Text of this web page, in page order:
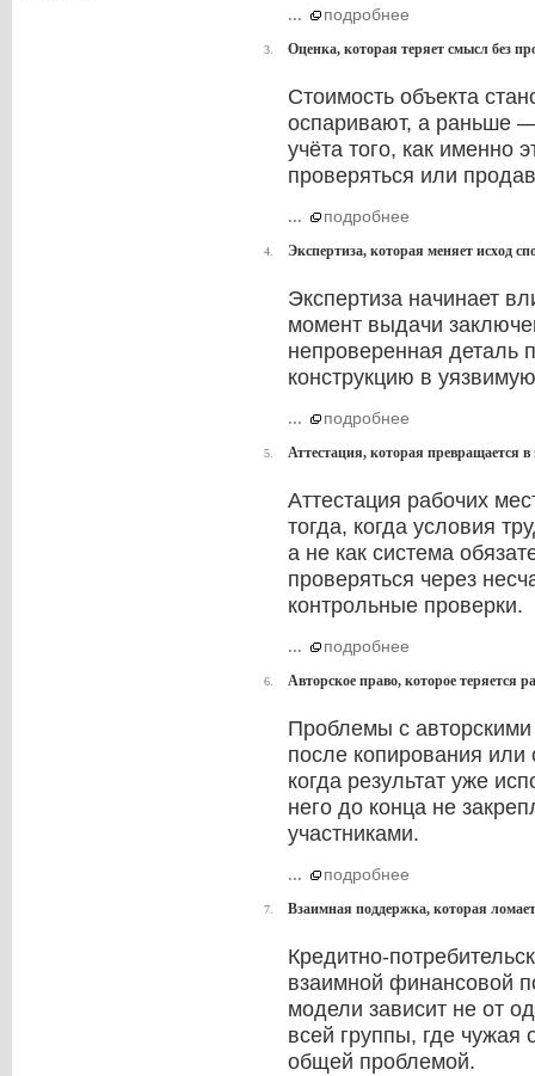
... подробнее
3. Оценка, которая теряет смысл без
Стоимость объекта
оспаривают, а раньше
учёта того, как именно
проверяться или
... подробнее
4. Экспертиза, которая меняет исход
Экспертиза начинает
момент выдачи
непроверенная деталь
конструкцию в
... подробнее
5. Аттестация, которая превращается
Аттестация рабочих
тогда, когда условия
а не как система
проверяться через
контрольные проверки.
... подробнее
6. Авторское право, которое теряется
Проблемы с
после копирования
когда результат уже
него до конца не
участниками.
... подробнее
7. Взаимная поддержка, которая
Кредитно-
взаимной финансовой
модели зависит не от
всей группы, где чужая
общей проблемой.